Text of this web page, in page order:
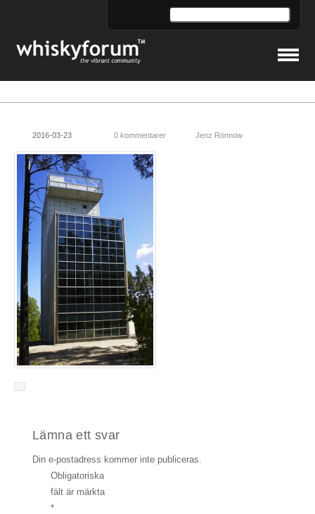
2016-03-23 0 kommentarer Jenz Rönnow
Lämna ett svar
Din e-postadress kommer inte publiceras.
Obligatoriska
fält är märkta
*